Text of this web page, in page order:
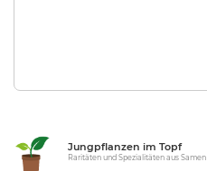
Jungpflanzen im Topf
Raritäten und Spezialitäten aus Samen